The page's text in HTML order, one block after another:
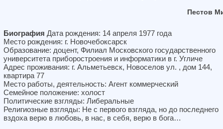
Пестов
Биография Дата рождения: 14 апреля 1977 года
Место рождения: г. Новочебоксарск
Образование: доцент, Филиал Московского государственного
университета приборостроения и информатики в г. Угличе
Адрес проживания: г. Альметьевск, Новоселов ул. , дом 144,
квартира 77
Место работы, деятельность: Агент коммерческий
Семейное положение: холост
Политические взгляды: Либеральные
Религиозные взгляды: Не с первого взгляда, но до последнего
вздоха верю в любовь, в нас, в себя, верю в бога…